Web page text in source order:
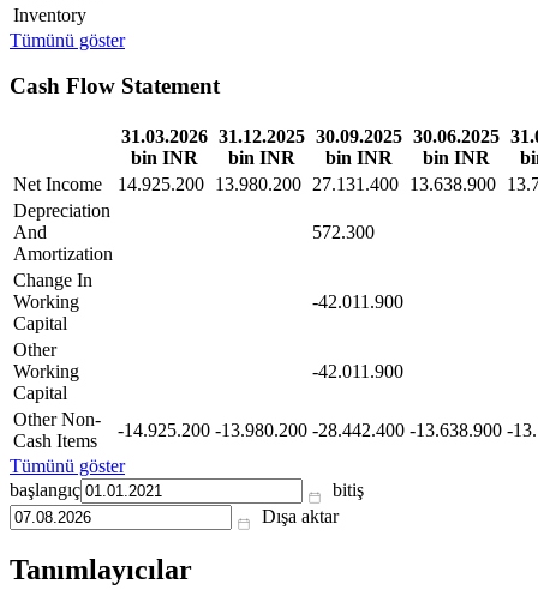
Inventory
Tümünü göster
Cash Flow Statement
31.03.2026
bin INR
31.12.2025
bin INR
30.09.2025
bin INR
30.06.2025
bin INR
Net Income
14.925.200 13.980.200 27.131.400 13.638.900
Depreciation
And
Amortization
572.300
Change In
Working
Capital
-42.011.900
Other
Working
Capital
-42.011.900
Other Non-
Cash Items
-14.925.200 -13.980.200 -28.442.400 -13.638.900 -
Tümünü göster
başlangıç
bitiş
Dışa aktar
Tanımlayıcılar